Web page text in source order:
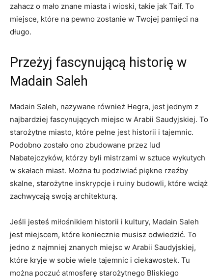
zahacz o mało znane miasta​ i wioski, takie jak Taif. To
miejsce, które na ​pewno zostanie w Twojej pamięci na
długo.
Przeżyj fascynującą historię w
Madain Saleh
Madain Saleh,⁢ nazywane również Hegra, jest jednym z
najbardziej fascynujących miejsc​ w Arabii Saudyjskiej. ​To
starożytne miasto, które ​pełne jest historii i tajemnic.
Podobno zostało ono zbudowane ⁣przez lud
Nabatejczyków, którzy byli mistrzami w sztuce wykutych
w skałach ⁢miast. Można tu ‍podziwiać piękne rzeźby
skalne, starożytne inskrypcje i ruiny budowli, ‌które wciąż
zachwycają swoją architekturą.
Jeśli​ jesteś miłośnikiem historii‍ i kultury, Madain⁣ Saleh
jest​ miejscem, które koniecznie musisz odwiedzić. To
‌jedno z najmniej znanych miejsc w Arabii ⁢Saudyjskiej,​
które ​kryje‌ w sobie wiele tajemnic‍ i ciekawostek. ⁢Tu
można poczuć atmosferę starożytnego Bliskiego